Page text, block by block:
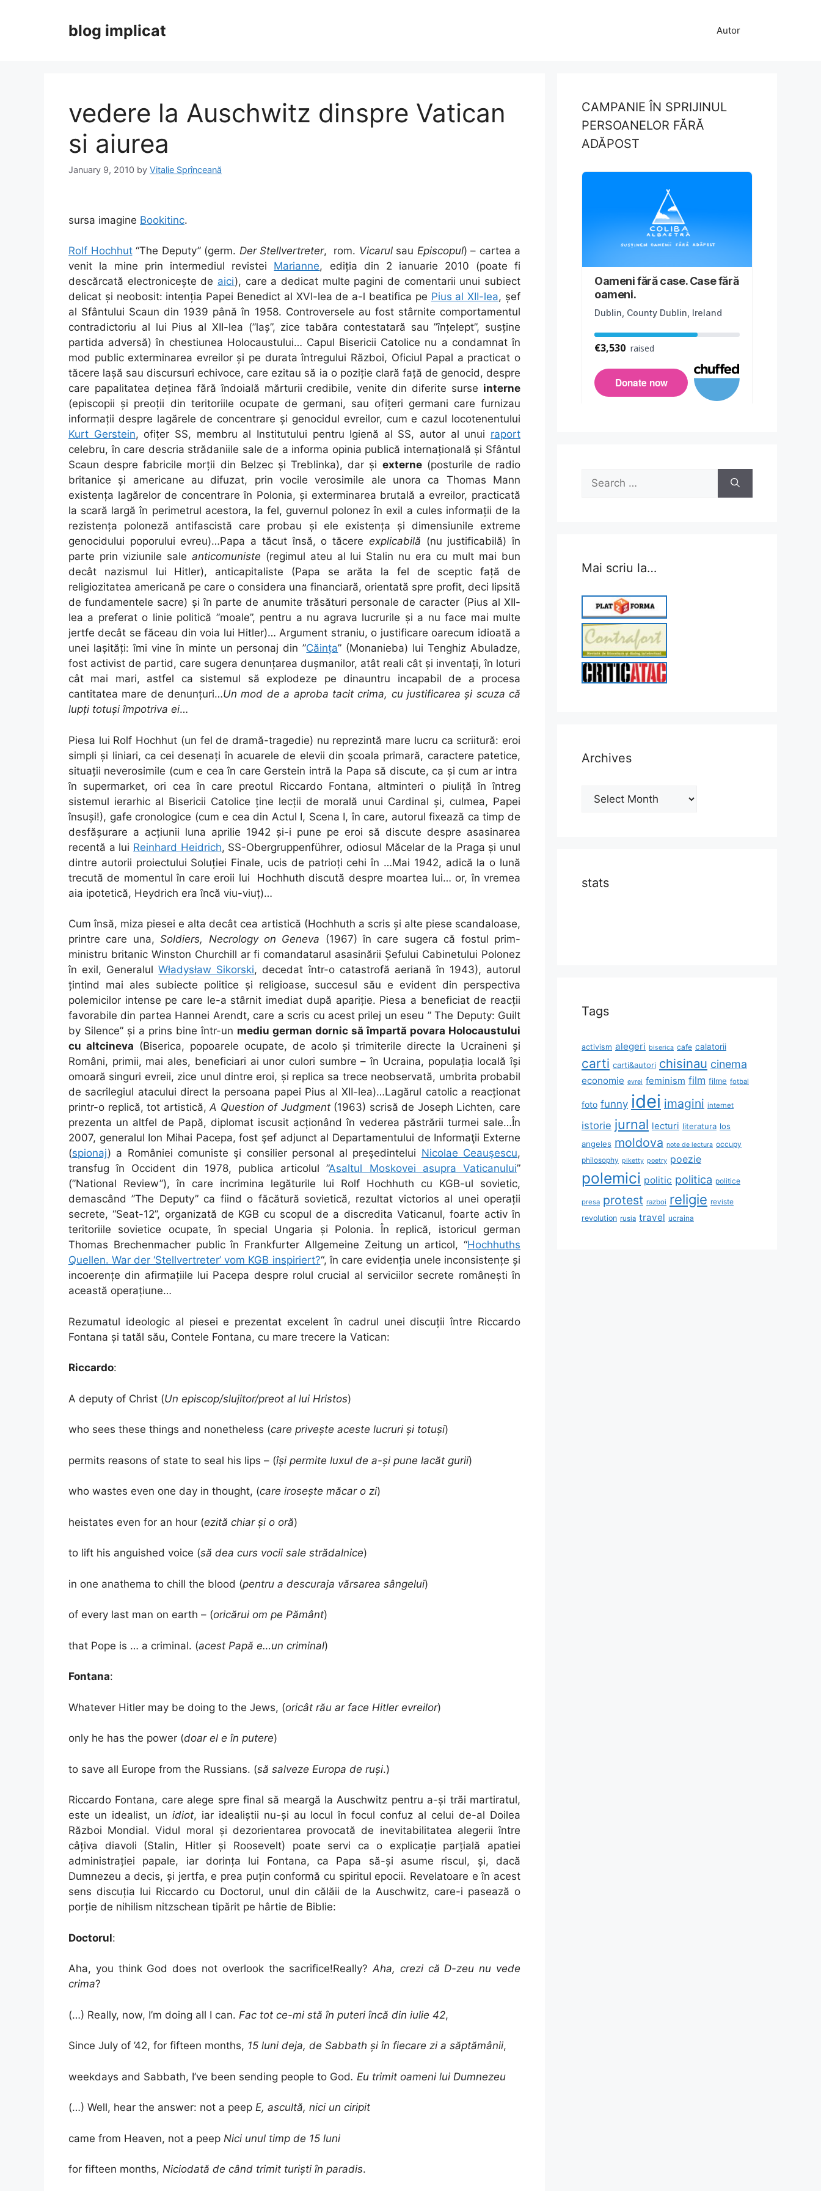
blog implicat Autor
vedere la Auschwitz dinspre Vatican
si aiurea
January 9, 2010 by Vitalie Sprînceană
sursa imagine Bookitinc.
Rolf Hochhut“The Deputy” (germ. Der Stellvertreter, rom. Vicarulsau Episcopul) – cartea a
venit la mine prin intermediul revistei Marianne, ediția din 2 ianuarie 2010 (poate fi
descărcată electronicește de aici), care a dedicat multe pagini de comentarii unui subiect
delicat și neobosit: intenția Papei Benedict al XVI-lea de a-l beatifica pe Pius al XII-lea, șef
al Sfântului Scaun din 1939 până în 1958. Controversele au fost stârnite comportamentul
contradictoriu al lui Pius al XII-lea (”laș”, zice tabăra contestatară sau ”înțelept”, susține
partida adversă) în chestiunea Holocaustului… Capul Bisericii Catolice nu a condamnat în
mod public exterminarea evreilor și pe durata întregului Război, Oficiul Papal a practicat o
tăcere lașă sau discursuri echivoce, care ezitau să ia o poziție clară față de genocid, despre
care papalitatea deținea fără îndoială mărturii credibile, venite din diferite surse interne
(episcopii și preoții din teritoriile ocupate de germani, sau ofițeri germani care furnizau
informații despre lagărele de concentrare și genocidul evreilor, cum e cazul locotenentului
Kurt Gerstein, ofițer SS, membru al Institutului pentru Igienă al SS, autor al unui raport
celebru, în care descria strădaniile sale de a informa opinia publică internațională și Sfântul
Scaun despre fabricile morții din Belzec și Treblinka), dar și externe(posturile de radio
britanice și americane au difuzat, prin vocile verosimile ale unora ca Thomas Mann
existența lagărelor de concentrare în Polonia, și exterminarea brutală a evreilor, practicată
la scară largă în perimetrul acestora, la fel, guvernul polonez în exil a cules informații de la
rezistența poloneză antifascistă care probau și ele existența și dimensiunile extreme
genocidului poporului evreu)…Papa a tăcut însă, o tăcere explicabilă (nu justificabilă) în
parte prin viziunile sale anticomuniste (regimul ateu al lui Stalin nu era cu mult mai bun
decât nazismul lui Hitler), anticapitaliste (Papa se arăta la fel de sceptic față de
religiozitatea americană pe care o considera una financiară, orientată spre profit, deci lipsită
de fundamentele sacre) și în parte de anumite trăsături personale de caracter (Pius al XII-
lea a preferat o linie politică ”moale”, pentru a nu agrava lucrurile și a nu face mai multe
jertfe decât se făceau din voia lui Hitler)… Argument straniu, o justificare oarecum idioată a
unei lașități: îmi vine în minte un personaj din ”Căința” (Monanieba) lui Tenghiz Abuladze,
fost activist de partid, care sugera denunțarea dușmanilor, atât reali cât și inventați, în loturi
cât mai mari, astfel ca sistemul să explodeze pe dinauntru incapabil de a procesa
cantitatea mare de denunțuri…Un mod de a aproba tacit crima, cu justificarea și scuza că
lupți totuși împotriva ei…
Piesa lui Rolf Hochhut (un fel de dramă-tragedie) nu reprezintă mare lucru ca scriitură: eroi
simpli și liniari, ca cei desenați în acuarele de elevii din școala primară, caractere patetice,
situații neverosimile (cum e cea în care Gerstein intră la Papa să discute, ca și cum ar intra
în supermarket, ori cea în care preotul Riccardo Fontana, altminteri o piuliță în întreg
sistemul ierarhic al Bisericii Catolice ține lecții de morală unui Cardinal și, culmea, Papei
însuși!), gafe cronologice (cum e cea din Actul I, Scena I, în care, autorul fixează ca timp de
desfășurare a acțiunii luna aprilie 1942 și-i pune pe eroi să discute despre asasinarea
recentă a lui Reinhard Heidrich, SS-Obergruppenführer, odiosul Măcelar de la Praga și unul
dintre autorii proiectului Soluției Finale, ucis de patrioți cehi în …Mai 1942, adică la o lună
trecută de momentul în care eroii lui Hochhuth discută despre moartea lui… or, în vremea
aia ipotetică, Heydrich era încă viu-viuț)…
Cum însă, miza piesei e alta decât cea artistică (Hochhuth a scris și alte piese scandaloase,
printre care una,Soldiers, Necrology on Geneva (1967) în care sugera că fostul prim-
ministru britanic Winston Churchill ar fi comandatarul asasinării Șefului Cabinetului Polonez
în exil, GeneralulWładysław Sikorski, decedat într-o catastrofă aeriană în 1943), autorul
țintind mai ales subiecte politice și religioase, succesul său e evident din perspectiva
polemicilor intense pe care le-a stârnit imediat după apariție. Piesa a beneficiat de reacții
favorabile din partea Hannei Arendt, care a scris cu acest prilej un eseu ” The Deputy: Guilt
by Silence” și a prins bine într-un mediu german dornic să împartă povara Holocaustului
cu altcineva (Biserica, popoarele ocupate, de acolo și trimiterile directe la Ucraineni și
Români, primii, mai ales, beneficiari ai unor culori sumbre – în Ucraina, populația locală își
omoară singuri evreii, zice unul dintre eroi, și replica sa trece neobservată, umbrita probabil
de sacrilegiul atacului direct la persoana papei Pius al XII-lea)…Lagărul catolic a reacționat
printr-o replică, tot artistică,A Question of Judgment(1963) scrisă de Joseph Lichten, care
prezenta un altfel de Papă, diplomat iscusit acționând în vederea păstrării turmei sale…În
2007, generalul Ion Mihai Pacepa, fost şef adjunct al Departamentului de Informaţii Externe
(spionaj) a României comuniste şi consilier personal al preşedintelui Nicolae Ceauşescu,
transfug în Occident din 1978, publica articolul ”Asaltul Moskovei asupra Vaticanului”
(”National Review”), în care incrimina legăturile lui Rolf Hochhuth cu KGB-ul sovietic,
demascând ”The Deputy” ca fiind o făcătură sovietică, rezultat victorios al unei operații
secrete, “Seat-12”, organizată de KGB cu scopul de a discredita Vaticanul, foarte activ în
teritoriile sovietice ocupate, în special Ungaria și Polonia. În replică, istoricul german
Thomas Brechenmacher public în Frankfurter Allgemeine Zeitung un articol, “Hochhuths
Quellen. War der ‘Stellvertreter’ vom KGB inspiriert?“, în care evidenția unele inconsistențe și
incoerențe din afirmațiile lui Pacepa despre rolul crucial al serviciilor secrete românești în
această operațiune…
Rezumatul ideologic al piesei e prezentat excelent în cadrul unei discuții între Riccardo
Fontana și tatăl său, Contele Fontana, cu mare trecere la Vatican:
Riccardo:
A deputy of Christ (Un episcop/slujitor/preot al lui Hristos)
who sees these things and nonetheless (care privește aceste lucruri și totuși)
permits reasons of state to seal his lips – (își permite luxul de a-și pune lacăt gurii)
who wastes even one day in thought, (care irosește măcar o zi)
heistates even for an hour (ezită chiar și o oră)
to lift his anguished voice (să dea curs vocii sale strădalnice)
in one anathema to chill the blood (pentru a descuraja vărsarea sângelui)
of every last man on earth – (oricărui om pe Pământ)
that Pope is … a criminal. (acest Papă e…un criminal)
Fontana:
Whatever Hitler may be doing to the Jews, (oricât rău ar face Hitler evreilor)
only he has the power (doar el e în putere)
to save all Europe from the Russians. (să salveze Europa de ruși.)
Riccardo Fontana, care alege spre final să meargă la Auschwitz pentru a-și trăi martiratul,
este un idealist, un idiot, iar idealiștii nu-și au locul în focul confuz al celui de-al Doilea
Război Mondial. Vidul moral și dezorientarea provocată de inevitabilitatea alegerii între
câțiva diavoli (Stalin, Hitler și Roosevelt) poate servi ca o explicație parțială apatiei
administrației papale, iar dorința lui Fontana, ca Papa să-și asume riscul, și, dacă
Dumnezeu a decis, și jertfa, e prea puțin conformă cu spiritul epocii. Revelatoare e în acest
sens discuția lui Riccardo cu Doctorul, unul din călăii de la Auschwitz, care-i pasează o
porție de nihilism nitzschean tipărit pe hârtie de Biblie:
Doctorul:
Aha, you think God does not overlook the sacrifice!Really?Aha, crezi că D-zeu nu vede
crima?
(…) Really, now, I’m doing all I can. Fac tot ce-mi stă în puteri încă din iulie 42,
Since July of ’42, for fifteen months, 15 luni deja, de Sabbath și în fiecare zi a săptămânii,
weekdays and Sabbath, I’ve been sending people to God. Eu trimit oameni lui Dumnezeu
(…) Well, hear the answer: not a peep E, ascultă, nici un ciripit
came from Heaven, not a peep Nici unul timp de 15 luni
for fifteen months, Niciodată de când trimit turiști în paradis.
CAMPANIE ÎN SPRIJINUL
PERSOANELOR FĂRĂ
ADĂPOST
Search
for:
Mai scriu la…
Archives
Archives
stats
Tags
activism alegeri biserica cafe calatorii
carti carti&autori chisinau cinema
economie evrei feminism film filme fotbal
foto funny idei imagini internet
istorie jurnal lecturi literatura los
angeles moldova note de lectura occupy
philosophy piketty poetry poezie
polemici politic politica politice
presa protest razboi religie reviste
revolution rusia travel ucraina